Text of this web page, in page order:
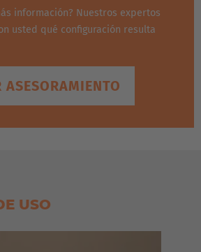
información? Nuestros expertos
usted qué configuración resulta
ASESORAMIENTO
USO